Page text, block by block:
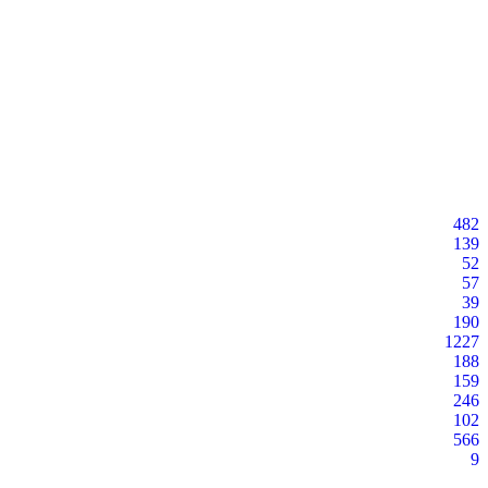
482
139
52
57
39
190
1227
188
159
246
102
566
9